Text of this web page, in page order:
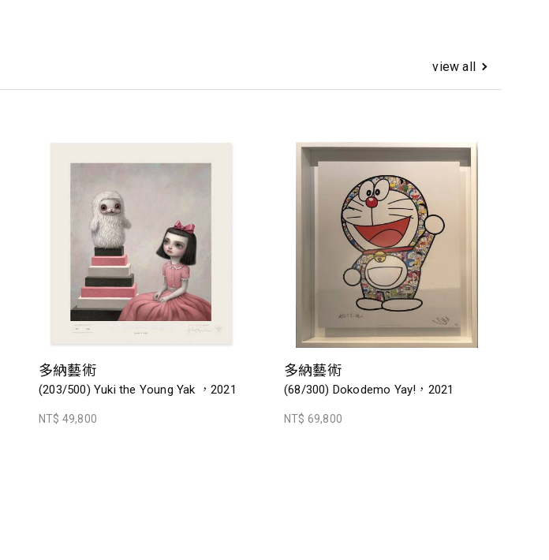
view all
多納藝術
(203/500) Yuki the Young Yak ，2021
NT$ 49,800
多納藝術
(68/300) Dokodemo Yay!，2021
NT$ 69,800